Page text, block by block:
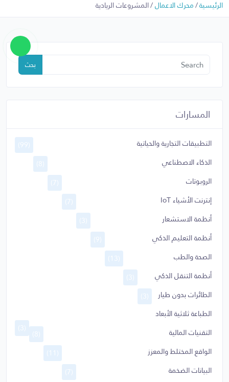
الرئيسية محرك الاعمال المشروعات الريادية
بحث
المسارات
التطبيقات التجارية والحياتية
(99)
الذكاء الاصطناعي
(8)
الروبوتات
(7)
إنترنت الأشياء IoT
(7)
أنظمة الاستشعار
(3)
أنظمة التعليم الذكي
(9)
الصحة والطب
(13)
أنظمة التنقل الذكي
(3)
الطائرات بدون طيار
(3)
الطباعة ثلاثية الأبعاد
(3)
التقنيات المالية
(8)
الواقع المختلط والمعزز
(11)
البيانات الضخمة
(7)